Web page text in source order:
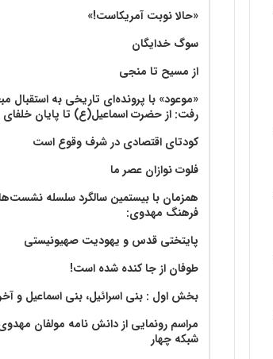
«حالا نوبت آمریکاست!»
سوگ خدایگان
از مسیح تا منجی
«موعود» با پرونده‌ای تاریخی به استقبال
رفت: از حضرت اسماعیل(ع) تا پایان خلفای
کودتای اقتصادی در شرف وقوع است
فلوت نوازان عصر ما
همزمان با بیستمین سالگرد سلسله
فرهنگ مهدوی:‌
پایتختی قدس و یهودیت صهیونیستی
طوفان از جا کنده شده است!
بخش اول : بنی اسرائیل، بنی اسماعیل و
مراسم رونمایی از دانش نامه مولفان
شبکه چهار